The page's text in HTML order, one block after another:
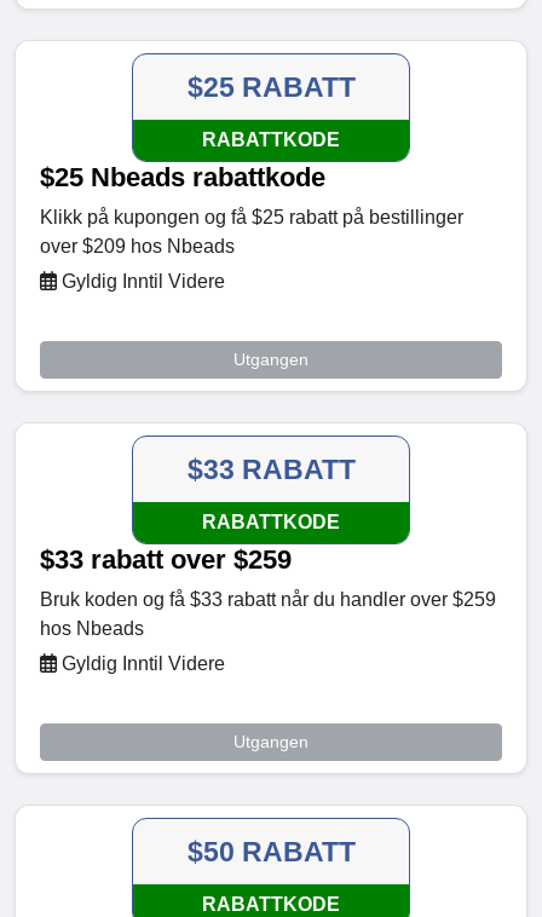
$25 RABATT
RABATTKODE
$25 Nbeads rabattkode
Klikk på kupongen og få $25 rabatt på bestillinger
over $209 hos Nbeads
Gyldig Inntil Videre
Utgangen
$33 RABATT
RABATTKODE
$33 rabatt over $259
Bruk koden og få $33 rabatt når du handler over $259
hos Nbeads
Gyldig Inntil Videre
Utgangen
$50 RABATT
RABATTKODE